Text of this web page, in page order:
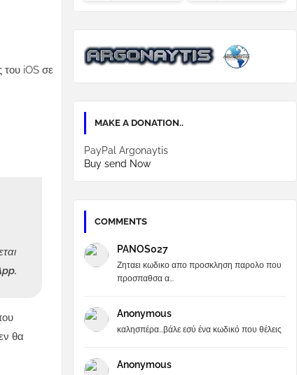
του iOS σε
θα
MAKE A DONATION..
PayPal Argonaytis
Buy send Now
COMMENTS
PANOS027
Ζηταει κωδικο απο προσκληση παρολο που
προσπαθσα α...
Anonymous
καλησπέρα...βάλε εσύ ένα κωδικό που θέλεις
Anonymous